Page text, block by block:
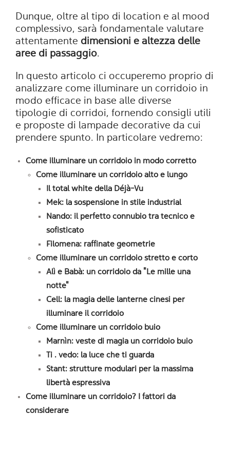
Dunque, oltre al tipo di location e al mood
complessivo, sarà fondamentale valutare
attentamente dimensioni e altezza delle
aree di passaggio.
In questo articolo ci occuperemo proprio di
analizzare come illuminare un corridoio in
modo efficace in base alle diverse
tipologie di corridoi, fornendo consigli utili
e proposte di lampade decorative da cui
prendere spunto. In particolare vedremo:
Come illuminare un corridoio in modo corretto
Come illuminare un corridoio alto e lungo
Il total white della Déjà-Vu
Mek: la sospensione in stile industrial
Nando: il perfetto connubio tra tecnico e
sofisticato
Filomena: raffinate geometrie
Come illuminare un corridoio stretto e corto
Alì e Babà: un corridoio da "Le mille una
notte"
Cell: la magia delle lanterne cinesi per
illuminare il corridoio
Come illuminare un corridoio buio
Marnìn: veste di magia un corridoio buio
Ti . vedo: la luce che ti guarda
Stant: strutture modulari per la massima
libertà espressiva
Come illuminare un corridoio? I fattori da
considerare